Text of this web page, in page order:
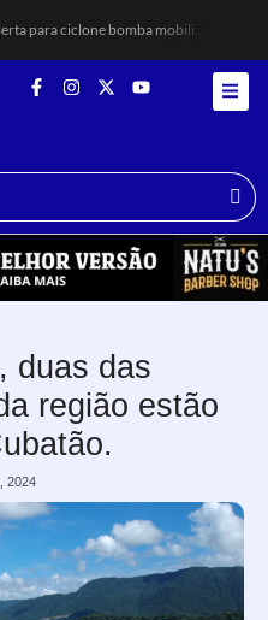
Alerta para ciclone bomba mobiliza moradores de Cubatão após estragos causados por vendaval
Santos avança com proposta para municipalizar manutenção das calçadas
Cubatão orienta população sobre esquema vacinal contra sarampo e poliomielite
Pai e filho ficam feridos após se esfaquearem durante briga em Cubatão
duas das
região estão
2024